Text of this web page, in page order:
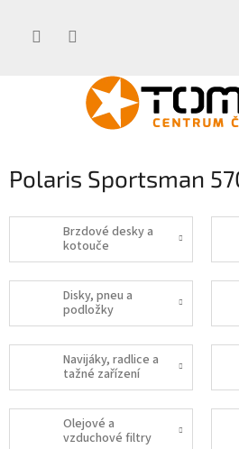
Polaris Sportsman
Brzdové desky a
kotouče
Disky, pneu a
podložky
Navijáky, radlice a
tažné zařízení
Olejové a
vzduchové filtry